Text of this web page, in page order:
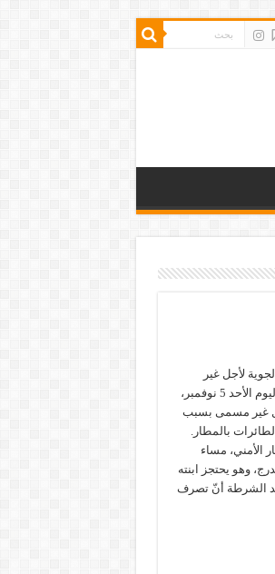
لأجل غير
مسمى أعلن مطار هامبورغ، صباح اليوم الأحد 5 نوفمبر،
غير مسمى بسبب
بالمطار.
الأمني، مساء
وهو يحتجز ابنته
الشرطة أنّ تصرف